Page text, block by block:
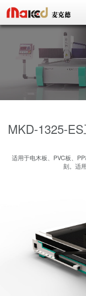
MKD-1325-
适用于电木板、PVC板、
刻。适